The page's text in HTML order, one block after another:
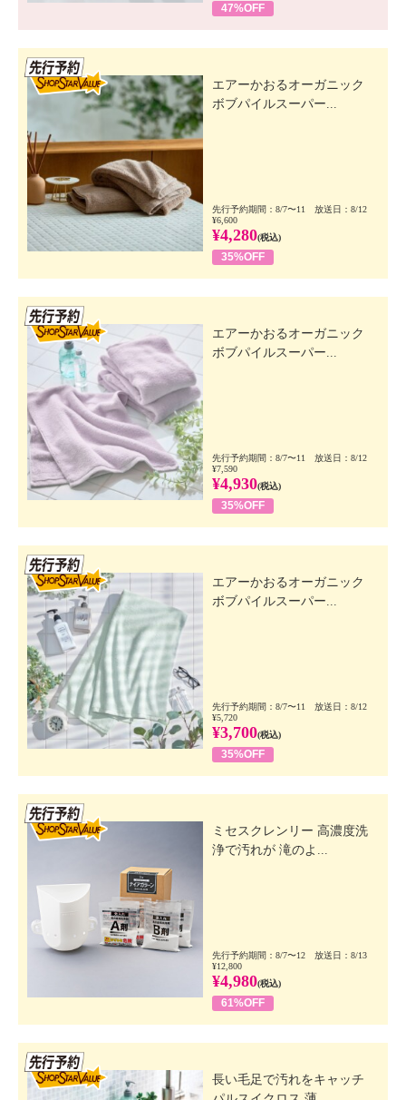
47%OFF
エアーかおるオーガニック
ボブパイルスーパー...
先行予約期間：8/7〜11 放送日：8/12
¥6,600
¥4,280(税込)
35%OFF
エアーかおるオーガニック
ボブパイルスーパー...
先行予約期間：8/7〜11 放送日：8/12
¥7,590
¥4,930(税込)
35%OFF
エアーかおるオーガニック
ボブパイルスーパー...
先行予約期間：8/7〜11 放送日：8/12
¥5,720
¥3,700(税込)
35%OFF
ミセスクレンリー 高濃度洗
浄で汚れが 滝のよ...
先行予約期間：8/7〜12 放送日：8/13
¥12,800
¥4,980(税込)
61%OFF
長い毛足で汚れをキャッチ